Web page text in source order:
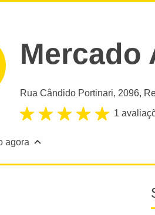
Mercado
Rua Cândido Portinari, 2096,
1
agora